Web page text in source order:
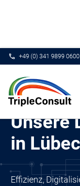
+49 (0) 341 9899 0600
Unsere
in
Effizienz,